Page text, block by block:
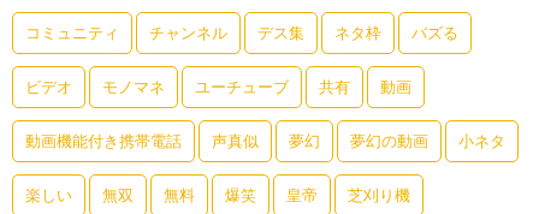
コミュニティ チャンネル デス集 ネタ枠 バズる
ビデオ モノマネ ユーチューブ 共有 動画
動画機能付き携帯電話 声真似 夢幻 夢幻の動画 小ネタ
楽しい 無双 無料 爆笑 皇帝 芝刈り機